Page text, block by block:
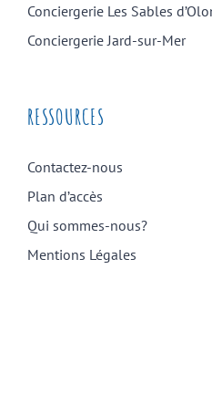
Conciergerie Les Sables
Conciergerie Jard-sur-Mer
RESSOURCES
Contactez-nous
Plan d’accès
Qui sommes-nous?
Mentions Légales